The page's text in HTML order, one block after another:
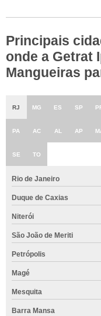
Principais
onde a Getrat
Mangueiras
RJ MG ES SP
PA AC AL AP
SE TO
Rio de Janeiro
Duque de Caxias
Niterói
São João de Meriti
Petrópolis
Magé
Mesquita
Barra Mansa